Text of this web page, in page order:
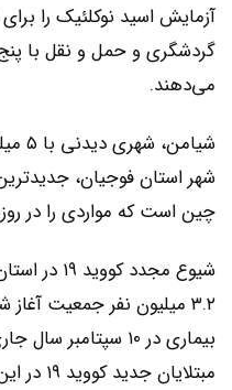
آزمایش اسید نوکلئیک را
گردشگری و حمل و نقل با
می‌دهند.
شهر استان فوجیان،
چین است که مواردی را در
شیوع مجدد
۳.۲ میلیون نفر جمعیت